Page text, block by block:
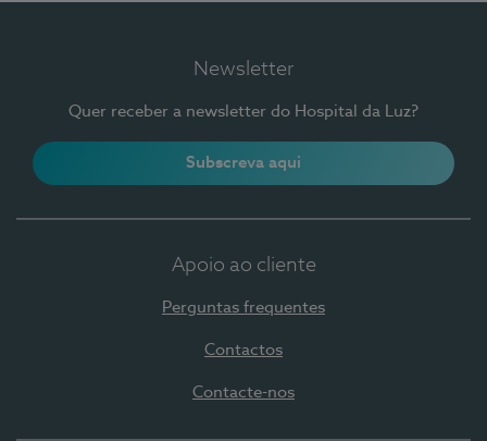
Newsletter
Quer receber a newsletter do Hospital da Luz?
Subscreva aqui
Apoio ao cliente
Perguntas frequentes
Contactos
Contacte-nos